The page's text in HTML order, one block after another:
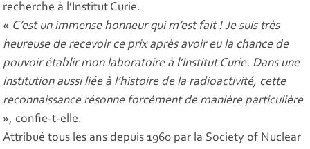
recherche à l’Institut Curie.
« C’est un immense honneur qui m’est fait ! Je suis très
heureuse de recevoir ce prix après avoir eu la chance de
pouvoir établir mon laboratoire à l’Institut Curie. Dans une
institution aussi liée à l’histoire de la radioactivité, cette
reconnaissance résonne forcément de manière particulière
», confie-t-elle.
Attribué tous les ans depuis 1960 par la Society of Nuclear